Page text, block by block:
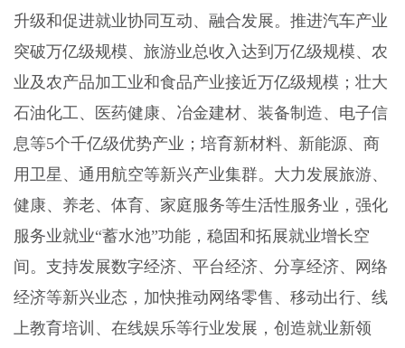
升级和促进就业协同互动、融合发展。推进汽车产业
突破万亿级规模、旅游业总收入达到万亿级规模、农
业及农产品加工业和食品产业接近万亿级规模；壮大
石油化工、医药健康、冶金建材、装备制造、电子信
息等5个千亿级优势产业；培育新材料、新能源、商
用卫星、通用航空等新兴产业集群。大力发展旅游、
健康、养老、体育、家庭服务等生活性服务业，强化
服务业就业“蓄水池”功能，稳固和拓展就业增长空
间。支持发展数字经济、平台经济、分享经济、网络
经济等新兴业态，加快推动网络零售、移动出行、线
上教育培训、在线娱乐等行业发展，创造就业新领